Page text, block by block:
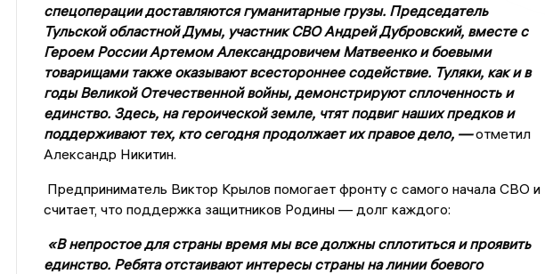
спецоперации доставляются гуманитарные грузы. Председатель
Тульской областной Думы, участник СВО Андрей Дубровский, вместе с
Героем России Артемом Александровичем Матвеенко и боевыми
товарищами также оказывают всестороннее содействие. Туляки, как и в
годы Великой Отечественной войны, демонстрируют сплоченность и
единство. Здесь, на героической земле, чтят подвиг наших предков и
поддерживают тех, кто сегодня продолжает их правое дело, —отметил
Александр Никитин.
Предприниматель Виктор Крылов помогает фронту с самого начала СВО и
считает, что поддержка защитников Родины — долг каждого:
«В непростое для страны время мы все должны сплотиться и проявить
единство. Ребята отстаивают интересы страны на линии боевого